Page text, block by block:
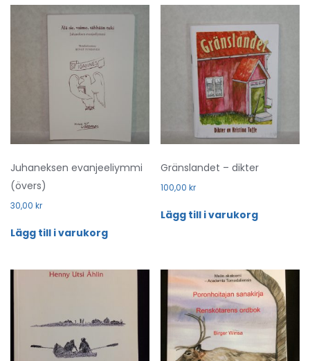
Juhaneksen evanjeeliymmi
(övers)
30,00 kr
Lägg till i varukorg
Gränslandet – dikter
100,00kr
Lägg till i varukorg